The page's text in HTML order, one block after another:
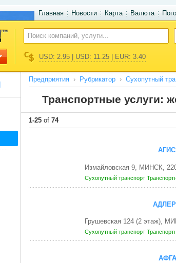
Главная Новости Карта Валюта
USD: 2.95 | USD: 11.25 | EUR: 3.40
Предприятия Рубрикатор Сухопутный
Транспортные услуги:
1-25of 74
Измайловская 9, МИНСК,
Сухопутный транспорт
Грушевская 124 (2 этаж),
Сухопутный транспорт